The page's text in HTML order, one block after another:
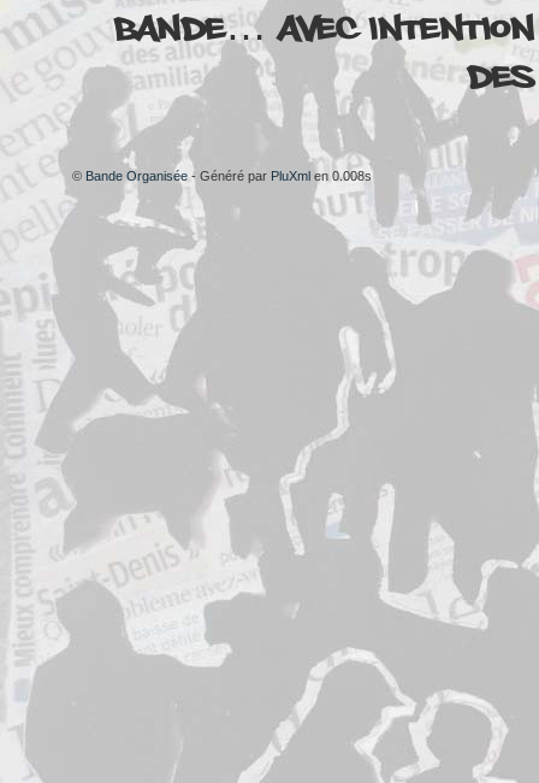
bande… avec
© Bande Organisée - Généré par PluXml en 0.008s